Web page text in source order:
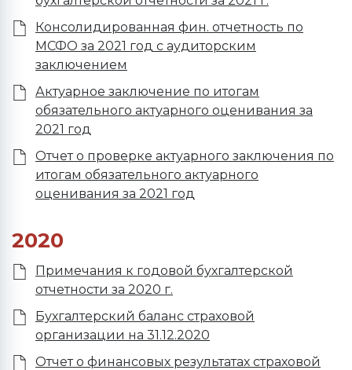
Консолидированная фин. отчетность по
МСФО за 2021 год с аудиторским
заключением
Актуарное заключение по итогам
обязательного актуарного оценивания за
2021 год
Отчет о проверке актуарного заключения по
итогам обязательного актуарного
оценивания за 2021 год
2020
Примечания к годовой бухгалтерской
отчетности за 2020 г.
Бухгалтерский баланс страховой
организации на 31.12.2020
Отчет о финансовых результатах страховой